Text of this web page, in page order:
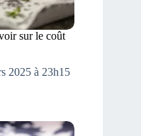
sur le coût
2025 à 23h15